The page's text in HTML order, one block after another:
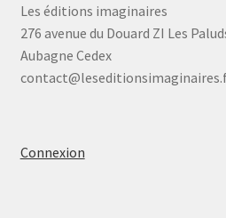
Les éditions imaginaires
276 avenue du Douard ZI Les
Aubagne Cedex
Connexion